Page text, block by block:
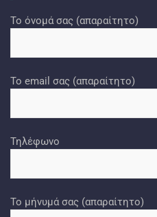
Το όνομά σας (απαραίτητο)
Το email σας (απαραίτητο)
Τηλέφωνο
Το μήνυμά σας (απαραίτητο)